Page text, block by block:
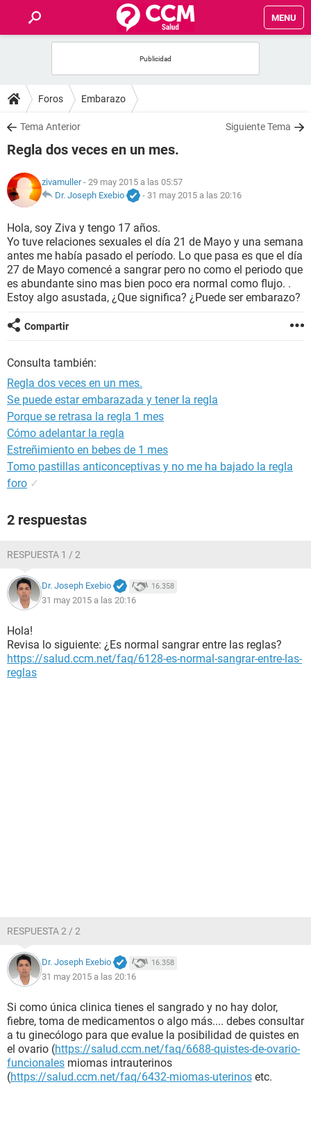
MENU
FOROS
SALUD
FAMILIA
NUTRICIÓN
BIENESTAR
SEXUALIDAD
GLOSARIO
Foros Embarazo
Tema Anterior Siguiente Tema
Regla dos veces en un mes.
zivamuller- 29 may 2015 a las 05:57
Dr. Joseph Exebio
- 31 may 2015 a las 20:16
Hola, soy Ziva y tengo 17 años.
Yo tuve relaciones sexuales el día 21 de Mayo y una semana
antes me había pasado el período. Lo que pasa es que el día
27 de Mayo comencé a sangrar pero no como el periodo que
es abundante sino mas bien poco era normal como flujo. .
Estoy algo asustada, ¿Que significa? ¿Puede ser embarazo?
Compartir
Consulta también:
Regla dos veces en un mes.
Se puede estar embarazada y tener la regla
Porque se retrasa la regla 1 mes
Cómo adelantar la regla
Estreñimiento en bebes de 1 mes
Tomo pastillas anticonceptivas y no me ha bajado la regla
foro ✓
2 respuestas
RESPUESTA 1 / 2
Dr. Joseph Exebio 16.358
31 may 2015 a las 20:16
Hola!
Revisa lo siguiente: ¿Es normal sangrar entre las reglas?
https://salud.ccm.net/faq/6128-es-normal-sangrar-entre-las-
reglas
RESPUESTA 2 / 2
Dr. Joseph Exebio 16.358
31 may 2015 a las 20:16
Si como única clinica tienes el sangrado y no hay dolor,
fiebre, toma de medicamentos o algo más.... debes consultar
a tu ginecólogo para que evalue la posibilidad de quistes en
el ovario (https://salud.ccm.net/faq/6688-quistes-de-ovario-
funcionales miomas intrauterinos
(https://salud.ccm.net/faq/6432-miomas-uterinos etc.